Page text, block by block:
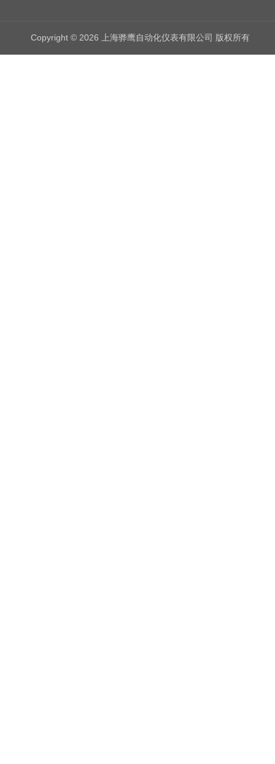
Copyright © 2026 上海骅鹰自动化仪表有限公司 版权所有